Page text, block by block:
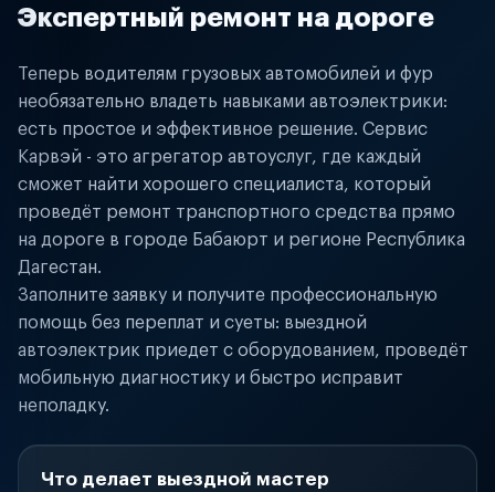
Экспертный ремонт на дороге
Теперь водителям грузовых автомобилей и фур
необязательно владеть навыками автоэлектрики:
есть простое и эффективное решение. Сервис
Карвэй - это агрегатор автоуслуг, где каждый
сможет найти хорошего специалиста, который
проведёт ремонт транспортного средства прямо
на дороге в городе Бабаюрт и регионе Республика
Дагестан.
Заполните заявку и получите профессиональную
помощь без переплат и суеты: выездной
автоэлектрик приедет с оборудованием, проведёт
мобильную диагностику и быстро исправит
неполадку.
Что делает выездной мастер